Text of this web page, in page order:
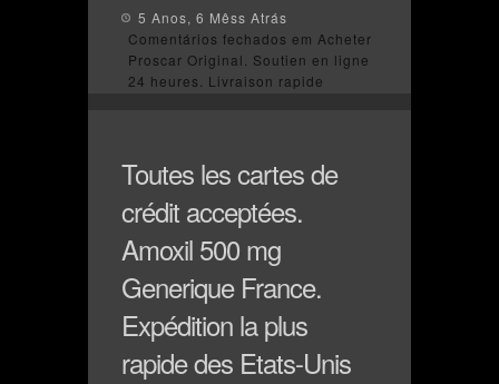
5 Anos, 6 Mêss Atrás
Comentários fechados em Acheter
Proscar Original. Soutien en ligne
24 heures. Livraison rapide
Toutes les cartes de
crédit acceptées.
Amoxil 500 mg
Generique France.
Expédition la plus
rapide des Etats-Unis